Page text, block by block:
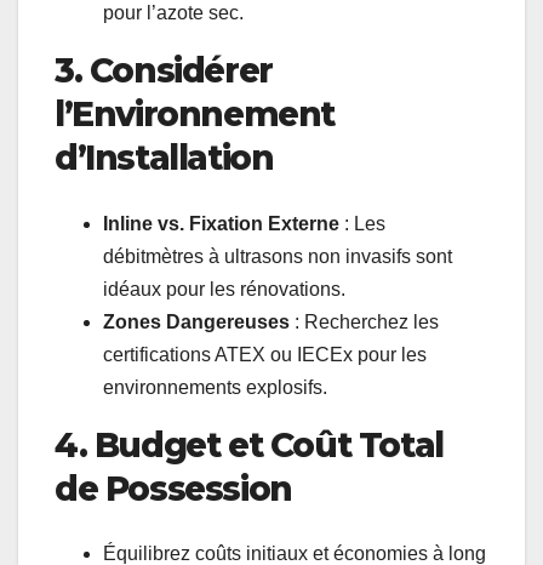
pour l’azote sec.
3. Considérer
l’Environnement
d’Installation
Inline vs. Fixation Externe : Les
débitmètres à ultrasons non invasifs sont
idéaux pour les rénovations.
Zones Dangereuses : Recherchez les
certifications ATEX ou IECEx pour les
environnements explosifs.
4. Budget et Coût Total
de Possession
Équilibrez coûts initiaux et économies à long